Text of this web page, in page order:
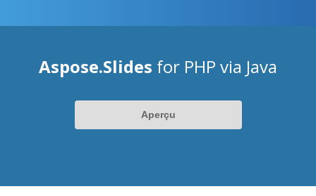
Aspose.Slides for PHP via Java
Aperçu